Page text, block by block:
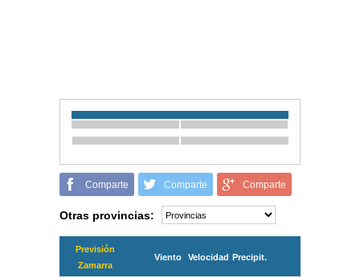
Comparte Comparte Comparte
Otras provincias:
Previsión
Zamarra
Viento Velocidad Precipit.